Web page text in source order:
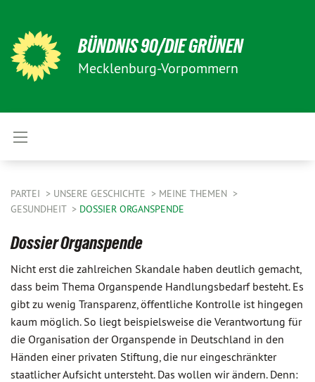
BÜNDNIS 90/DIE GRÜNEN
Mecklenburg-Vorpommern
PARTEI UNSERE GESCHICHTE
MEINE THEMEN
GESUNDHEIT
DOSSIER ORGANSPENDE
Dossier Organspende
Nicht erst die zahlreichen Skandale haben deutlich gemacht,
dass beim Thema Organspende Handlungsbedarf besteht. Es
gibt zu wenig Transparenz, öffentliche Kontrolle ist hingegen
kaum möglich. So liegt beispielsweise die Verantwortung für
die Organisation der Organspende in Deutschland in den
Händen einer privaten Stiftung, die nur eingeschränkter
staatlicher Aufsicht untersteht. Das wollen wir ändern. Denn: